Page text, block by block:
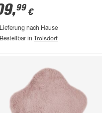
,99 €
Lieferung nach Hause
Bestellbar in Troisdorf